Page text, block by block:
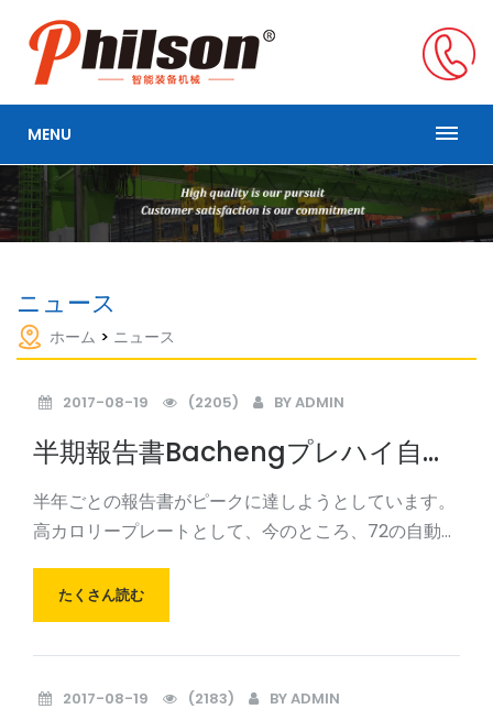
MENU
ニュース
ホーム > ニュース
2017-08-19 (2205) BYADMIN
半期報告書Bachengプレハイ自動
車部品会社は、 "後半"についてよ
り楽観的な
半年ごとの報告書がピークに達しようとしています。
高カロリープレートとして、今のところ、72の自動車
を発表した、それはほぼBachengを占める57社を報
告した。記者は、今年下半期には成長の勢いの前半の
パ
たくさん読む
2017-08-19 (2183) BYADMIN